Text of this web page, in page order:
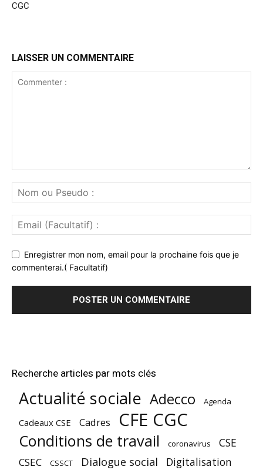
CGC
LAISSER UN COMMENTAIRE
Enregistrer mon nom, email pour la prochaine fois que je
commenterai.( Facultatif)
Recherche articles par mots clés
Actualité sociale Adecco Agenda
Cadeaux CSE Cadres CFE CGC
Conditions de travail coronavirus CSE
CSEC CSSCT Dialogue social Digitalisation